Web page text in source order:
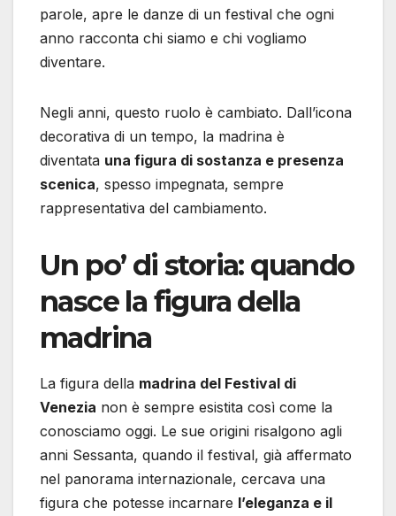
parole, apre le danze di un festival che ogni
anno racconta chi siamo e chi vogliamo
diventare.
Negli anni, questo ruolo è cambiato. Dall’icona
decorativa di un tempo, la madrina è
diventata una figura di sostanza e presenza
scenica, spesso impegnata, sempre
rappresentativa del cambiamento.
Un po’ di storia: quando
nasce la figura della
madrina
La figura della madrina del Festival di
Venezia non è sempre esistita così come la
conosciamo oggi. Le sue origini risalgono agli
anni Sessanta, quando il festival, già affermato
nel panorama internazionale, cercava una
figura che potesse incarnare l’eleganza e il